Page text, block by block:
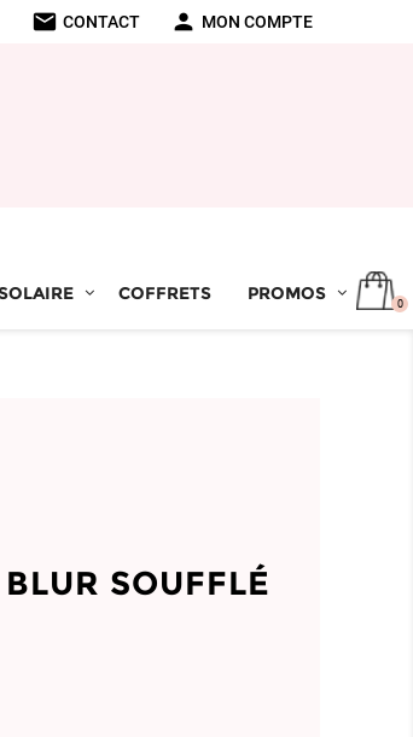
mail CONTACT person MON COMPTE
COFFRETS PROMOS 0
SOUFFLÉ